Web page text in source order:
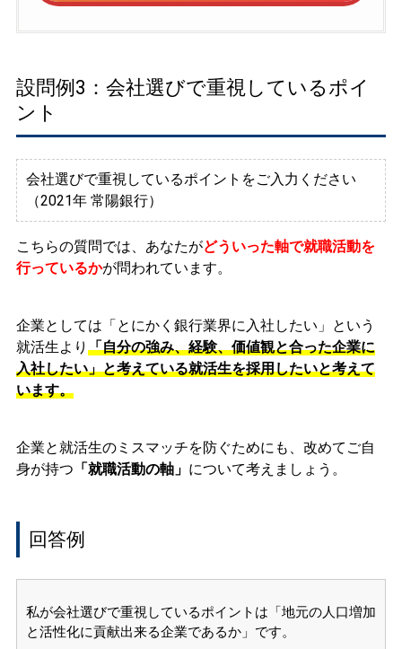
設問例3：会社選びで重視しているポイ
ント
会社選びで重視しているポイントをご入力ください
（2021年 常陽銀行）
こちらの質問では、あなたがどういった軸で就職活動を
行っているかが問われています。
企業としては「とにかく銀行業界に入社したい」という
就活生より 「自分の強み、経験、価値観と合った企業に
入社したい」と考えている就活生を採用したいと考えて
います。
企業と就活生のミスマッチを防ぐためにも、改めてご自
身が持つ 「就職活動の軸」 について考えましょう。
回答例
私が会社選びで重視しているポイントは「地元の人口増加
と活性化に貢献出来る企業であるか」です。